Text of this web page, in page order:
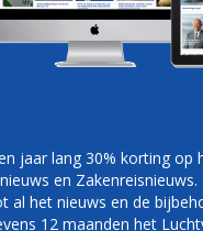
Podcasts
DELTA
jaar lang 30% korting op
en
al het nieuws en de
12 maanden het